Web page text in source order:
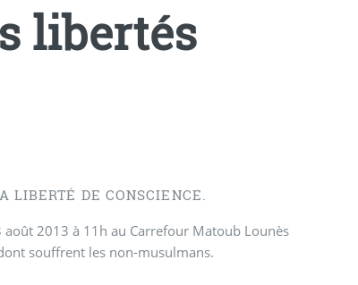
libertés
LIBERTÉ DE CONSCIENCE.
2013 à 11h au Carrefour Matoub Lounès
souffrent les non-musulmans.